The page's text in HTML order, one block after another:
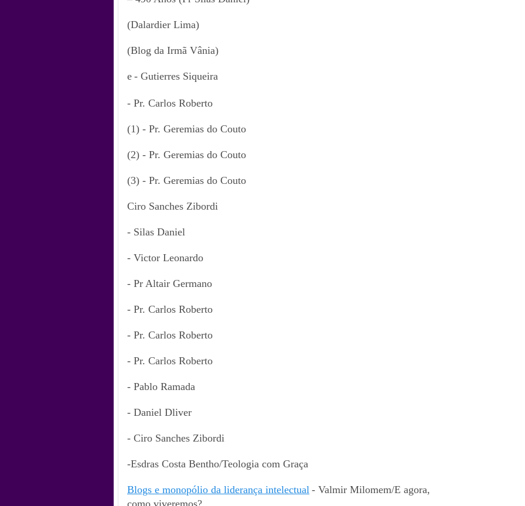
(Dalardier Lima)
(Blog da Irmã Vânia)
e - Gutierres Siqueira
- Pr. Carlos Roberto
(1) - Pr. Geremias do Couto
(2) - Pr. Geremias do Couto
(3) - Pr. Geremias do Couto
Ciro Sanches Zibordi
- Silas Daniel
- Victor Leonardo
- Pr Altair Germano
- Pr. Carlos Roberto
- Pr. Carlos Roberto
- Pr. Carlos Roberto
- Pablo Ramada
- Daniel Dliver
- Ciro Sanches Zibordi
-Esdras Costa Bentho/Teologia com Graça
Blogs e monopólio da liderança intelectual - Valmir Milomem/E agora,